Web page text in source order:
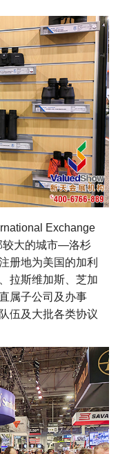
Exchange
较大的城市—洛杉
册地为美国的加利
拉斯维加斯、芝加
属子公司及办事
伍及大批各类协议